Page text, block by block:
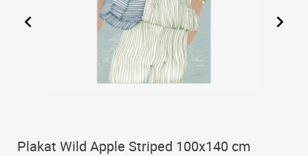
Plakat Wild Apple Striped 100x140 cm